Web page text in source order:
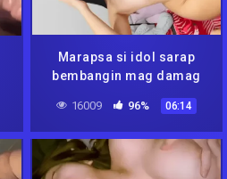
Marapsa si idol sarap
bembangin mag damag
16009 96% 06:14